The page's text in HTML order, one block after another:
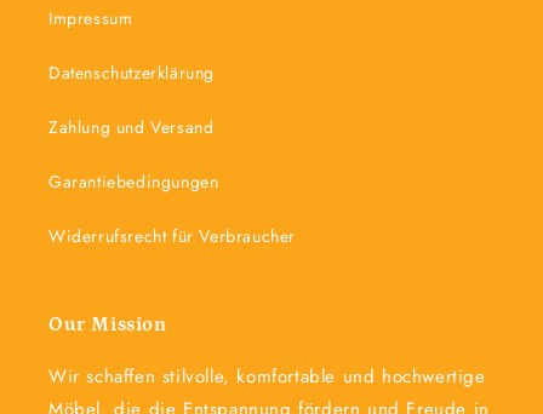
Impressum
Datenschutzerklärung
Zahlung und Versand
Garantiebedingungen
Widerrufsrecht für Verbraucher
Our Mission
Wir schaffen stilvolle, komfortable und hochwertige